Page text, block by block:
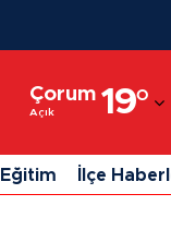
Çorum
Açık 19°
Adıyaman
Afyonkarahisar
Ağrı
Eğitim İlçe